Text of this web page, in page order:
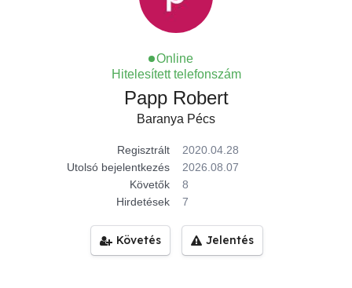
Online
Hitelesített telefonszám
Papp Robert
Baranya Pécs
Regisztrált
2020.04.28
Utolsó bejelentkezés
2026.08.07
Követők
8
Hirdetések
7
Követés Jelentés